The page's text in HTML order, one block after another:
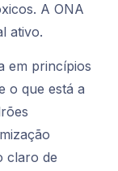
A ONA
ativo.
em princípios
o que está a
claro de